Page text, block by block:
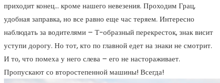
приходит конец… кроме нашего невезения. Проходим Грац,
удобная заправка, но все равно еще час теряем. Интересно
наблюдать за водителями – Т-образный перекресток, знак висит
уступи дорогу. Но тот, кто по главной едет на знаки не смотрит.
И то, что помеха у него слева – его не настораживает.
Пропускают со второстепенной машины! Всегда!